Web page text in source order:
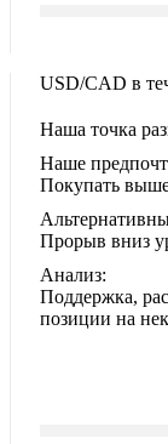
USD/CAD в
Наша точка
Наше
Покупать
Прорыв вниз
Анализ:
Поддержка,
позиции на